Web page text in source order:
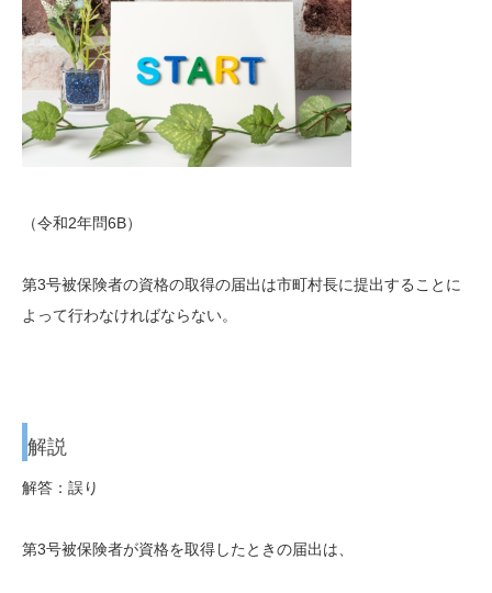
（令和2年問6B）
第3号被保険者の資格の取得の届出は市町村長に提出することに
よって行わなければならない。
解説
解答：誤り
第3号被保険者が資格を取得したときの届出は、